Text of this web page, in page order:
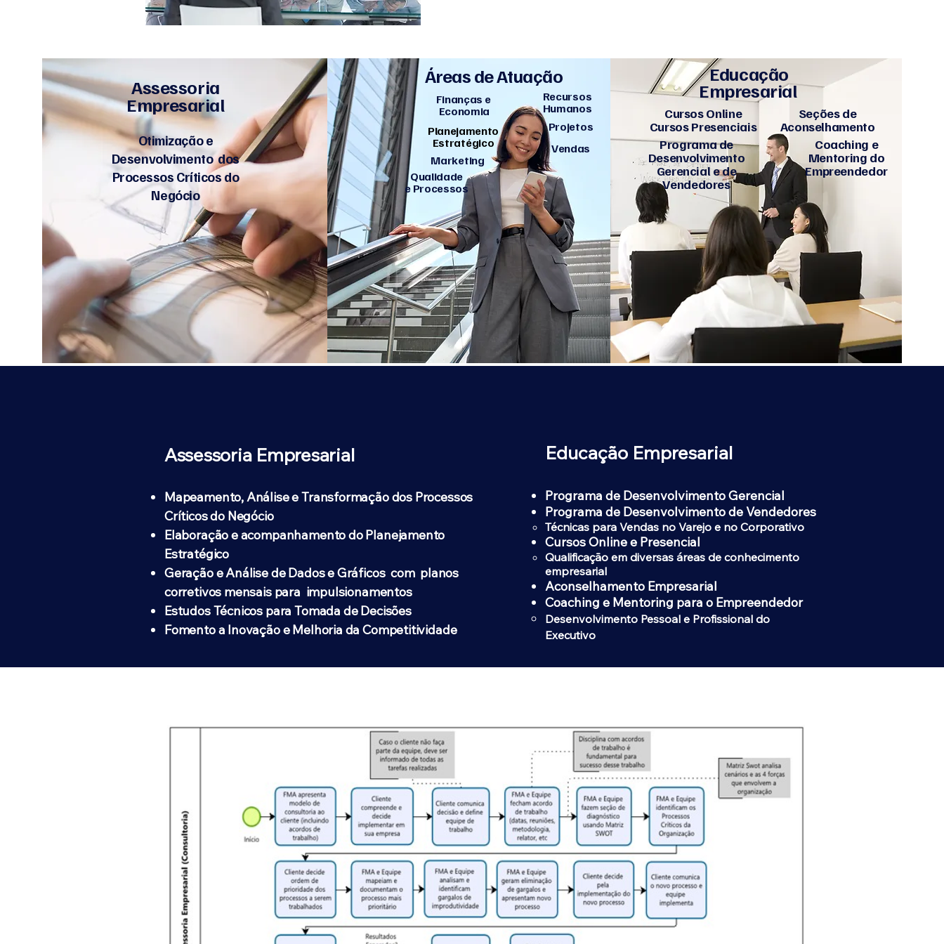
Assessoria
Empresarial
Otimização e
Desenvolvimento dos
Processos Críticos do
Negócio
Áreas de Atuação
Finanças e
Economia
Planejamento
Estratégico
Recursos
Humanos
Projetos
Vendas
Marketing
Qualidade
e Processos
Educação
Empresarial
Cursos Online
Cursos Presenciais
Seções de
Aconselhamento
Coaching e
Mentoring do
Empreendedor
Programa de
Desenvolvimento
Gerencial e de
Vendedores
Assessoria Empresarial
Mapeamento, Análise e Transformação dos Processos
Críticos do Negócio
Elaboração e acompanhamento do Planejamento
Estratégico
Geração e Análise de Dados e Gráficos com planos
corretivos mensais para impulsionamentos
Estudos Técnicos para Tomada de Decisões
Fomento a Inovação e Melhoria da Competitividade
Educação Empresarial
Programa de Desenvolvimento Gerencial
Programa de Desenvolvimento de Vendedores
Técnicas para Vendas no Varejo e no Corporativo​
Cursos Online e Presencial
Qualificação em diversas áreas de conhecimento
empresarial​
Aconselhamento Empresarial
Coaching e Mentoring para o Empreendedor
Desenvolvimento Pessoal e Profissional do
Executivo